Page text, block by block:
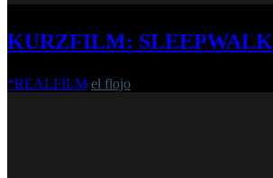
KURZFILM: SLEEPWALK
*REALFILM el flojo